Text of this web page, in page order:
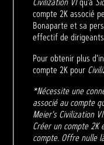
compte 2K associé
Bonaparte et sa
effectif de
Pour obtenir plus
compte 2K pour
*Nécessite une
associé au compte
Meier's Civilization
Créer un compte
compte. Offre nulle